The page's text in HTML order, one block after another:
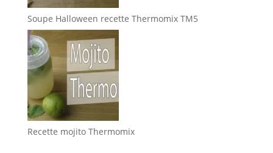
Soupe Halloween recette Thermomix TM5
Recette mojito Thermomix